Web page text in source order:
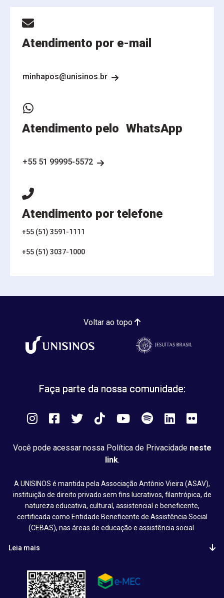
Atendimento por e-mail
minhapos@unisinos.br
Atendimento pelo WhatsApp
+55 51 99995-5572
Atendimento por telefone
+55 (51) 3591-1111
+55 (51) 3037-1000
Voltar ao topo
Faça parte da nossa comunidade:
Instagram
Facebook
Twitter
TiktokYou SpotifyLinkedIn
Você pode acessar nossa Política de Privacidade neste
link.
A UNISINOS é mantida pela Associação Antônio Vieira (ASAV),
instituição de direito privado sem fins lucrativos, filantrópica, de
natureza educativa, cultural, assistencial e beneficente,
certificada como Entidade Beneficente de Assistência Social
(CEBAS), nas áreas de educação e assistência social.
Leia mais